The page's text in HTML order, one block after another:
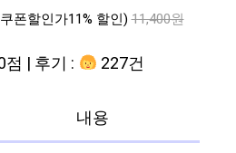
폰할인가11% 할인) 11,400원
| 후기 : 227건
내용